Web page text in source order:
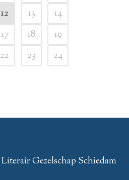
12 13
14
17 18
19
22 23 24
Literair Gezelschap Schiedam